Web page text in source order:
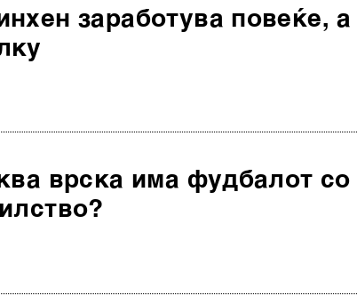
заработува повеќе, а
врска има фудбалот со